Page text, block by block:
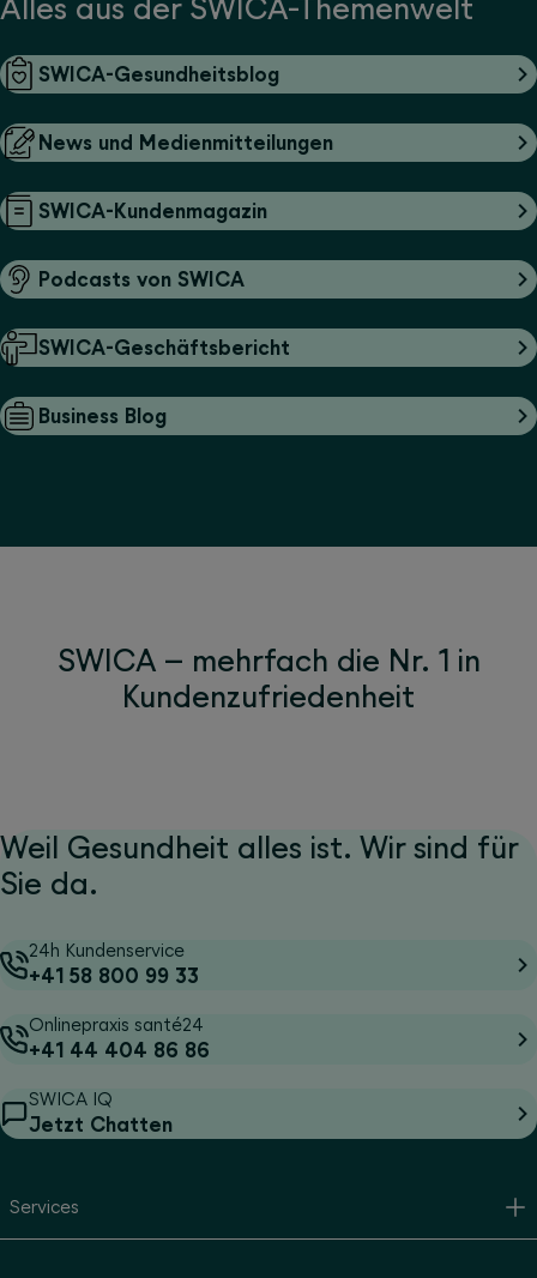
Alles aus der SWICA-Themenwelt
SWICA-Gesundheitsblog
News und Medienmitteilungen
SWICA-Kundenmagazin
Podcasts von SWICA
SWICA-Geschäftsbericht
Business Blog
SWICA – mehrfach die Nr. 1 in
Kundenzufriedenheit
Weil Gesundheit alles ist. Wir sind für
Sie da.
24h Kundenservice
+41 58 800 99 33
Onlinepraxis santé24
+41 44 404 86 86
SWICA IQ
Jetzt Chatten
Services